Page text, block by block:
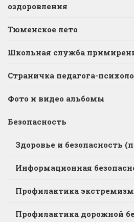
оздоровления
Тюменское лето
Школьная служба
Страничка педагога-
Фото и видео альбомы
Безопасность
Здоровье и безопасность
Информационная
Профилактика
Профилактика дорожной